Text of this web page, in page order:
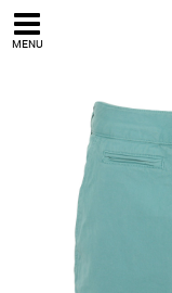
MENU